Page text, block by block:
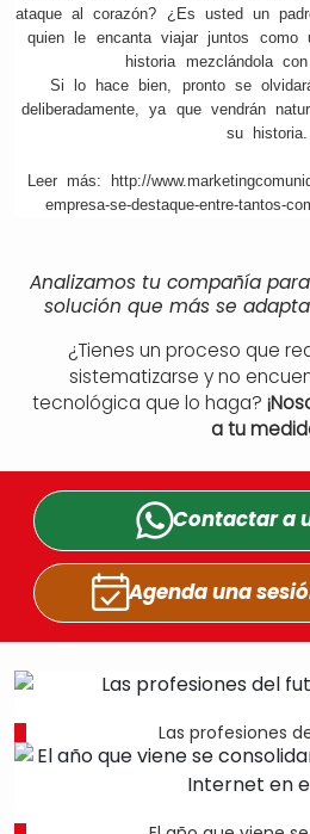
ataque al corazón? ¿Es usted un
quien le encanta viajar juntos como
historia mezclándola
Si lo hace bien, pronto se
deliberadamente, ya que vendrán
su historia.
Leer más: http://
empresa-se-destaque-entre-tantos-
Analizamos tu compañía
solución que más se
¿Tienes un proceso que
sistematizarse y no
tecnológica que lo haga?
a tu
Contactar a
Agenda una
Las profesiones